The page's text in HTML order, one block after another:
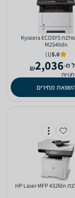
‏לייזר ‏משולבת Kyocera ECOSYS
M2540dn
5.0
(1)
מ-2,036
₪
השוואת מחירים